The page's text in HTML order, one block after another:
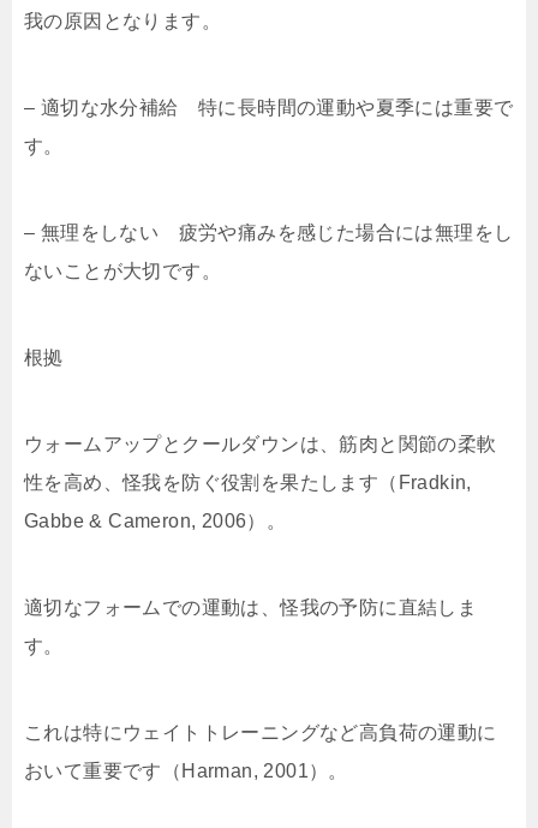
我の原因となります。
– 適切な水分補給 特に長時間の運動や夏季には重要で
す。
– 無理をしない 疲労や痛みを感じた場合には無理をし
ないことが大切です。
根拠
ウォームアップとクールダウンは、筋肉と関節の柔軟
性を高め、怪我を防ぐ役割を果たします（Fradkin,
Gabbe & Cameron, 2006）。
適切なフォームでの運動は、怪我の予防に直結しま
す。
これは特にウェイトトレーニングなど高負荷の運動に
おいて重要です（Harman, 2001）。